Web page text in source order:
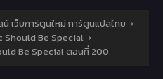
เว็บการ์ตูนใหม่ การ์ตูนแปลไทย ›
Should Be Special ›
Be Special ตอนที่ 200